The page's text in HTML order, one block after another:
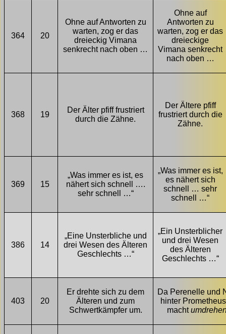
364 20
Ohne auf Antworten zu
warten, zog er das
dreieckig Vimana
senkrecht nach oben …
Ohne auf
Antworten zu
warten, zog er das
dreieckige
Vimana senkrecht
nach oben …
368 19
Der Älter pfiff frustriert
durch die Zähne.
Der Ältere pfiff
frustriert durch die
Zähne.
369 15
„Was immer es ist, es
nähert sich schnell ….
sehr schnell …“
„Was immer es ist,
es nähert sich
schnell … sehr
schnell …“
386 14
„Eine Unsterbliche und
drei Wesen des Älteren
Geschlechts …“
„Ein Unsterblicher
und drei Wesen
des Älteren
Geschlechts …“
403 20
Er drehte sich zu dem
Älteren und zum
Schwertkämpfer um.
Da Perenelle und
hinter
macht